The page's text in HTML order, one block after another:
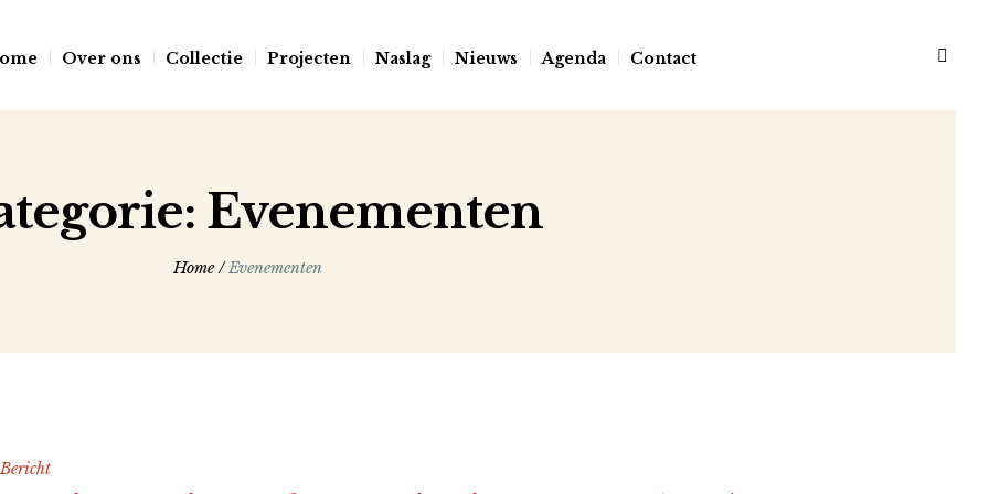
Over ons Collectie Projecten Naslag Nieuws Agenda Contact
Evenementen
Home /Evenementen
Bericht